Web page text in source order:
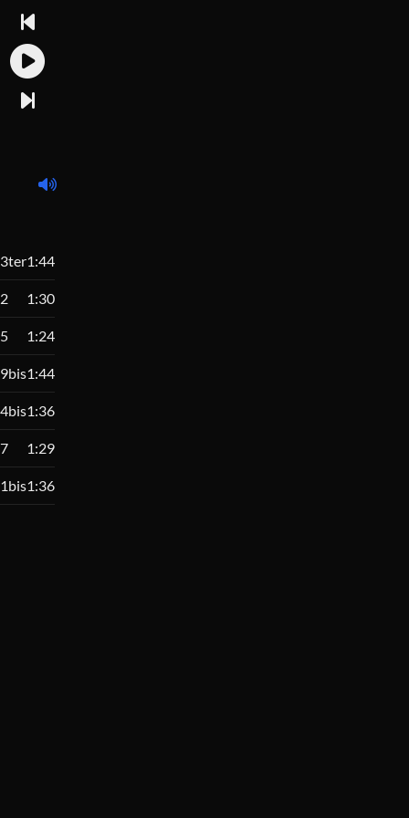
3ter1:44
2 1:30
5 1:24
9bis1:44
4bis1:36
7 1:29
1bis1:36